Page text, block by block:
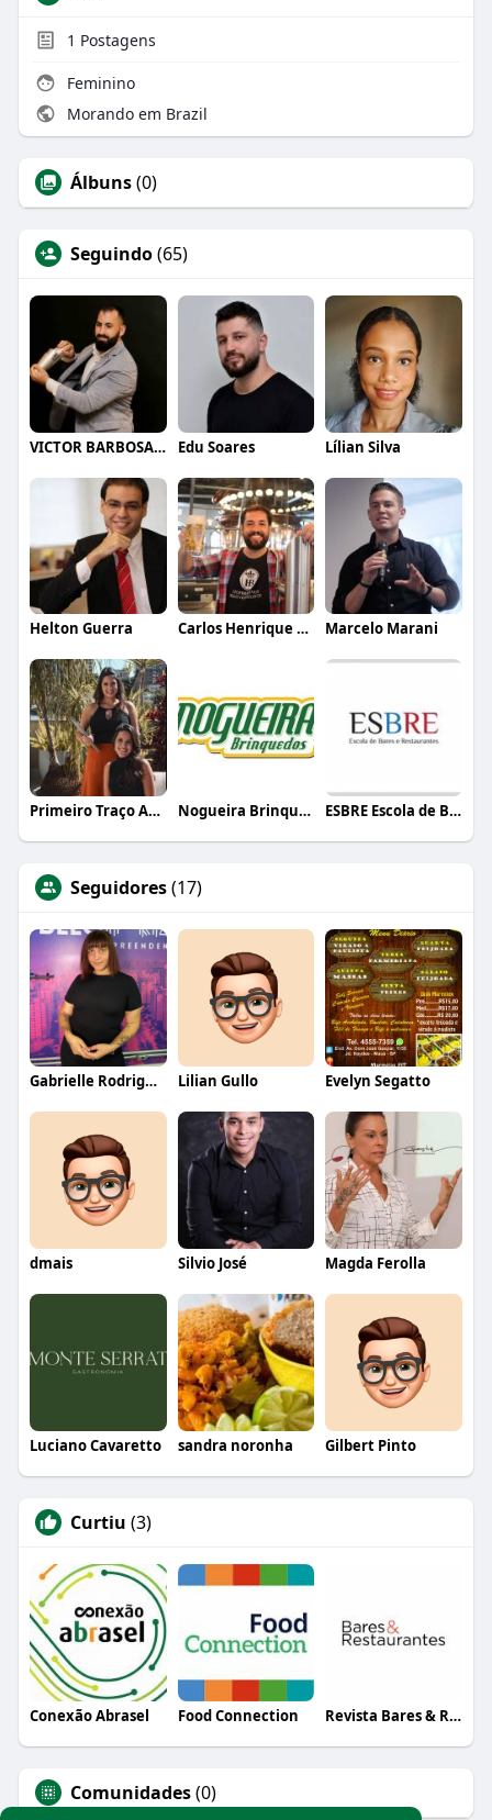
1 Postagens
Feminino
Morando em Brazil
Álbuns(0)
Seguindo(65)
VICTOR BARBOSA QUARANTA Edu Soares Lílian Silva
Helton Guerra Carlos Henrique de Faria Vasconcelos Marcelo Marani
Primeiro Traço Arquitetura Nogueira Brinquedos ESBRE Escola de Bares e Restaurantes
Seguidores(17)
Gabrielle Rodrigues Lilian Gullo Evelyn Segatto
dmais Silvio José Magda Ferolla
Luciano Cavaretto sandra noronha Gilbert Pinto
Curtiu (3)
Conexão Abrasel Food Connection Revista Bares & Restaurantes
Comunidades(0)